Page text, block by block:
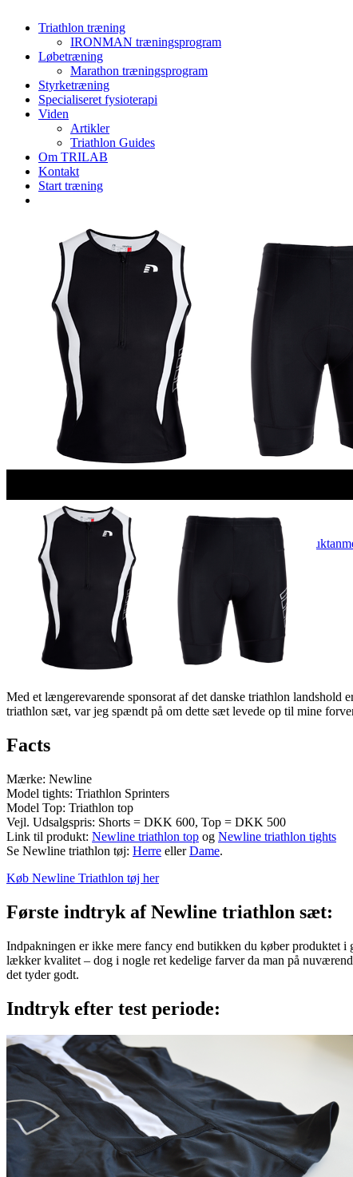
Menu
Triathlon træning
IRONMAN træningsprogram
Løbetræning
Marathon træningsprogram
Styrketræning
Specialiseret fysioterapi
Viden
Artikler
Triathlon Guides
Om TRILAB
Kontakt
Start træning
Newline triathlon sæt
Christoffer Lund 7. august 2013december 26th, 2016
No Comments
Med et længerevarende sponsorat af det danske triathlon
triathlon sæt, var jeg spændt på om dette sæt levede op til mine
Facts
Mærke: Newline
Model tights: Triathlon Sprinters
Model Top: Triathlon top
Vejl. Udsalgspris: Shorts = DKK 600, Top = DKK 500
Link til produkt: Newline triathlon top og Newline triathlon tights
Se Newline triathlon tøj: Herre ellerDame.
Køb Newline Triathlon tøj her
Første indtryk af Newline triathlon sæt:
Indpakningen er ikke mere fancy end butikken du køber
lækker kvalitet – dog i nogle ret kedelige farver da man på
det tyder godt.
Indtryk efter test periode: